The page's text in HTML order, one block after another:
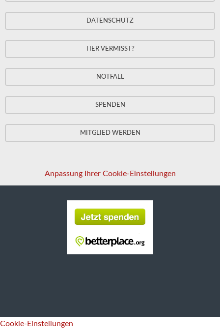
DATENSCHUTZ
TIER VERMISST?
NOTFALL
SPENDEN
MITGLIED WERDEN
Anpassung Ihrer Cookie-Einstellungen
Cookie-Einstellungen